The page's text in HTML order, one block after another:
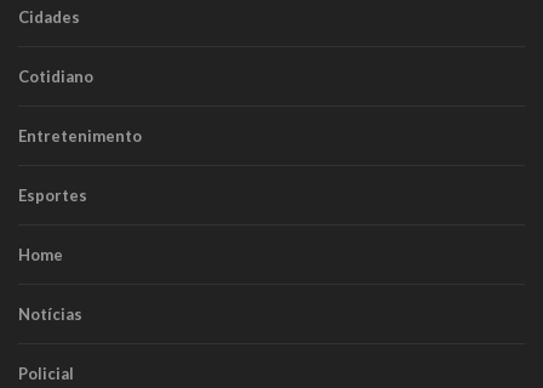
Cidades
Cotidiano
Entretenimento
Esportes
Home
Notícias
Policial